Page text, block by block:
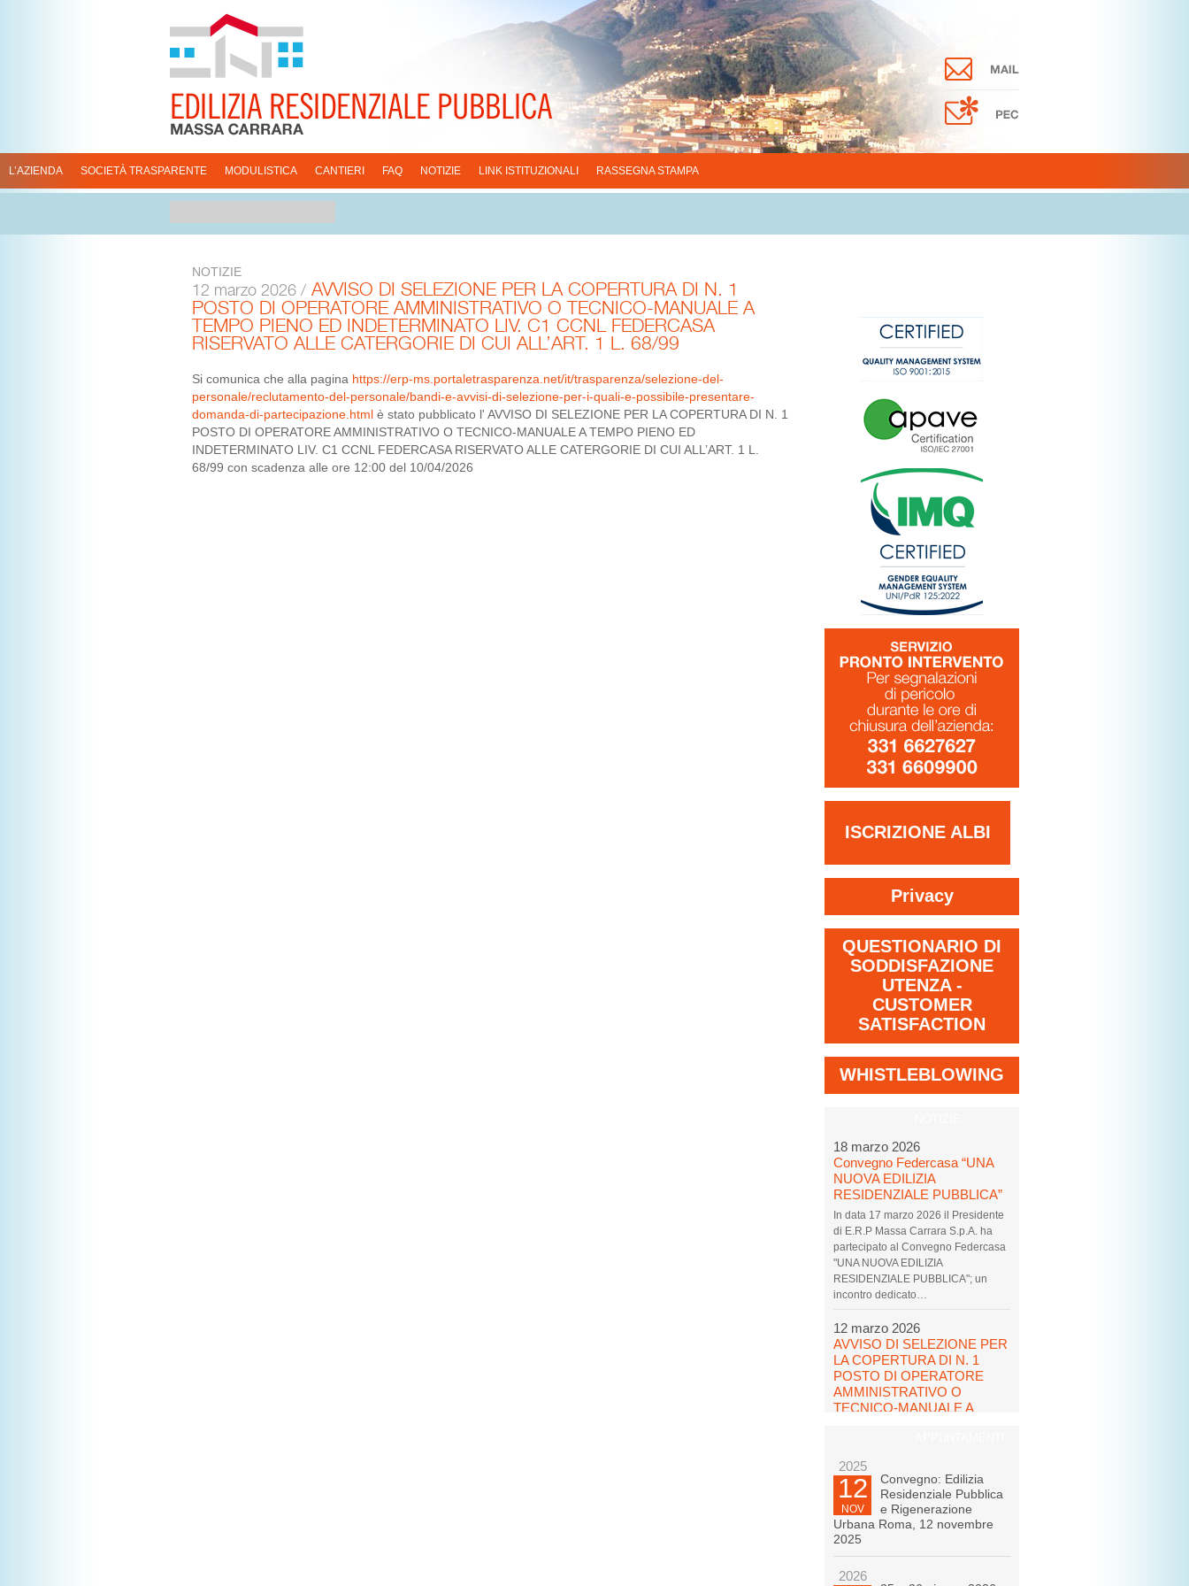
L’AZIENDA SOCIETÀ TRASPARENTE MODULISTICA CANTIERI FAQ NOTIZIE LINK ISTITUZIONALI RASSEGNA STAMPA
NOTIZIE
12 marzo 2026 / AVVISO DI SELEZIONE PER LA COPERTURA DI N. 1
POSTO DI OPERATORE AMMINISTRATIVO O TECNICO-MANUALE A
TEMPO PIENO ED INDETERMINATO LIV. C1 CCNL FEDERCASA
RISERVATO ALLE CATERGORIE DI CUI ALL’ART. 1 L. 68/99
Si comunica che alla pagina https://erp-ms.portaletrasparenza.net/it/trasparenza/selezione-del-
personale/reclutamento-del-personale/bandi-e-avvisi-di-selezione-per-i-quali-e-possibile-presentare-
domanda-di-partecipazione.html è stato pubblicato l' AVVISO DI SELEZIONE PER LA COPERTURA DI N. 1
POSTO DI OPERATORE AMMINISTRATIVO O TECNICO-MANUALE A TEMPO PIENO ED
INDETERMINATO LIV. C1 CCNL FEDERCASA RISERVATO ALLE CATERGORIE DI CUI ALL’ART. 1 L.
68/99 con scadenza alle ore 12:00 del 10/04/2026
ISCRIZIONE ALBI
Privacy
QUESTIONARIO DI
SODDISFAZIONE
UTENZA -
CUSTOMER
SATISFACTION
WHISTLEBLOWING
18 marzo 2026
Convegno Federcasa “UNA
NUOVA EDILIZIA
RESIDENZIALE PUBBLICA”
In data 17 marzo 2026 il Presidente
di E.R.P Massa Carrara S.p.A. ha
partecipato al Convegno Federcasa
"UNA NUOVA EDILIZIA
RESIDENZIALE PUBBLICA"; un
incontro dedicato…
12 marzo 2026
AVVISO DI SELEZIONE PER
LA COPERTURA DI N. 1
POSTO DI OPERATORE
AMMINISTRATIVO O
TECNICO-MANUALE A
RISERVATO ALLE
CATERGORIE DI CUI
ALL’ART. 1 L. 68/99
Si comunica che alla
pagina https://erp-
ms.portaletrasparenza.net/it/trasparenza/selezione-
del-personale/reclutamento-del-
2025
12
NOV
Convegno: Edilizia
Residenziale Pubblica
e Rigenerazione
Urbana Roma, 12 novembre
2025
2026